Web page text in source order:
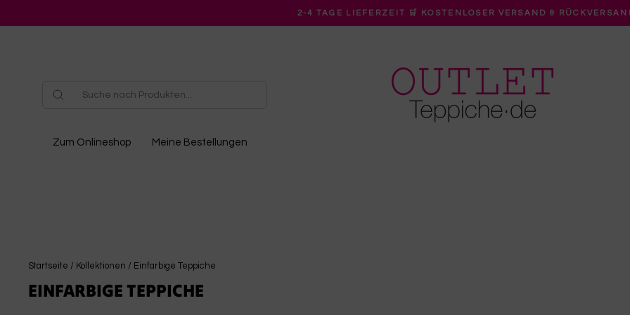
Pause
2-4 TAGE LIEFERZEIT 🛒 KOSTENLOSER VERSAND &
Zum Onlineshop Meine Bestellungen
Startseite / Kollektionen / Einfarbige Teppiche
EINFARBIGE TEPPICHE